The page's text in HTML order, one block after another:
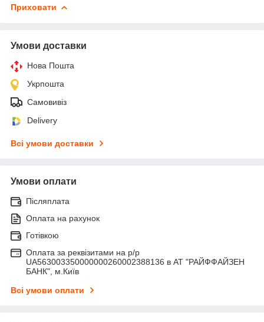
Приховати
Умови доставки
Нова Пошта
Укрпошта
Самовивіз
Delivery
Всі умови доставки
Умови оплати
Післяплата
Оплата на рахунок
Готівкою
Оплата за реквізитами на р/р
UA563003350000000260002388136 в АТ "РАЙФФАЙЗЕН
БАНК", м.Київ
Всі умови оплати